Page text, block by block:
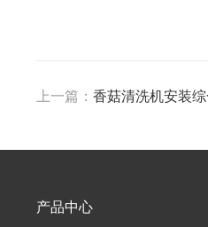
上一篇： 香菇清洗机安装
产品中心